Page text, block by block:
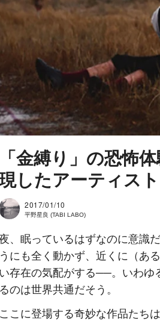
「金縛り」の恐怖
したアーティスト
2017/01/10
平野星良 (TABI LABO)
、眠っているはずなのに意識
うにも全く動かず、近くに（あ
い存在の気配がする──。いわゆ
るのは世界共通だそう。
ここに登場する奇妙な作品たち